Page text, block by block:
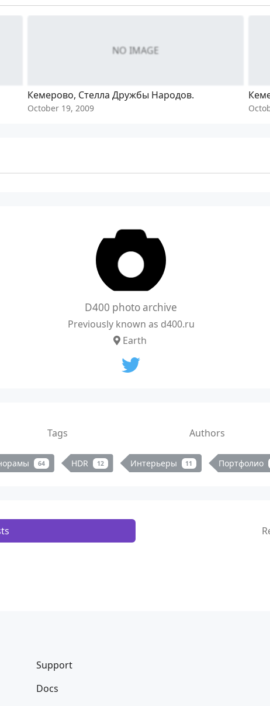
NO IMAGE
Кемерово, Стелла Дружбы Народов.
October 19, 2009
D400 photo archive
Previously known as d400.ru
Earth
Tags Authors
64 HDR 12 Интерьеры 11 Портфолио
Support
Docs